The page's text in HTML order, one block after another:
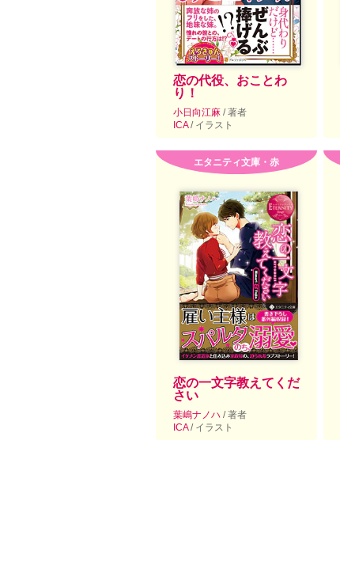
恋の代役、おことわ
り！
小日向江麻 / 著者
ICA/ イラスト
エタニティ文庫・赤
恋の一文字教えてくだ
さい
葉嶋ナノハ / 著者
ICA/ イラスト